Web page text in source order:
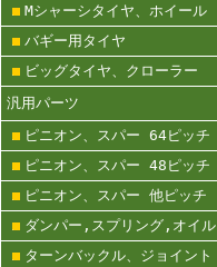
Mシャーシタイヤ、ホイール
バギー用タイヤ
ビッグタイヤ、クローラー
汎用パーツ
ピニオン、スパー 64ピッチ
ピニオン、スパー 48ピッチ
ピニオン、スパー 他ピッチ
ダンパー,スプリング,オイル
ターンバックル、ジョイント